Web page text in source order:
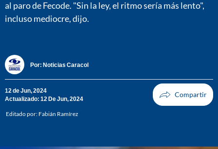
al paro de Fecode. "Sin la ley, el ritmo sería más lento",
incluso mediocre, dijo.
Por: Noticias Caracol
12 de Jun, 2024
Actualizado: 12 De Jun, 2024
Editado por: Fabián Ramírez